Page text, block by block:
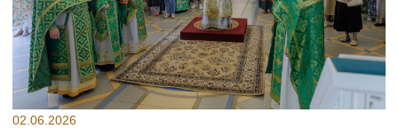
02.06.2026